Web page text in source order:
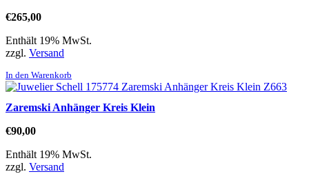
€265,00
Enthält 19% MwSt.
zzgl. Versand
In den Warenkorb
Zaremski Anhänger Kreis Klein
€90,00
Enthält 19% MwSt.
zzgl. Versand